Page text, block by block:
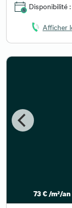
Disponibilité
Afficher
73 € /m²/an